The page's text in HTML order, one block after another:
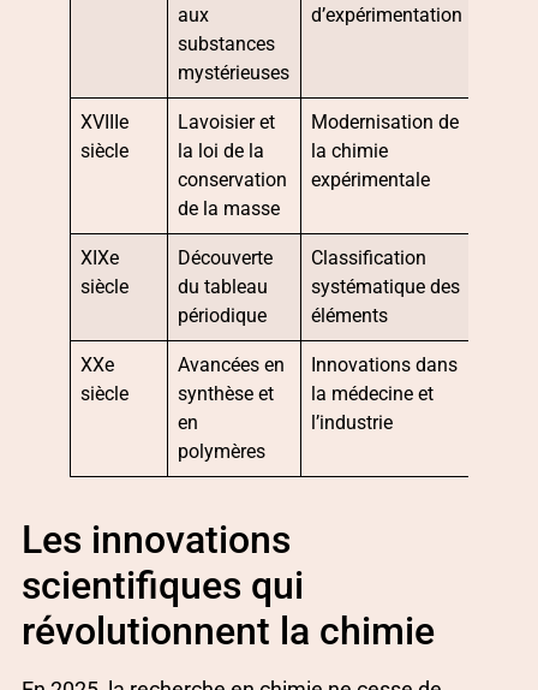
aux
substances
mystérieuses
d’expérimentation
XVIIIe
siècle
Lavoisier et
la loi de la
conservation
de la masse
Modernisation de
la chimie
expérimentale
XIXe
siècle
Découverte
du tableau
périodique
Classification
systématique des
éléments
XXe
siècle
Avancées en
synthèse et
en
polymères
Innovations dans
la médecine et
l’industrie
Les innovations
scientifiques qui
révolutionnent la chimie